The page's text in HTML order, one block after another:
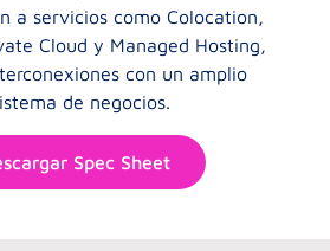
a servicios como Colocation,
Cloud y Managed Hosting,
con un amplio
de negocios.
Spec Sheet